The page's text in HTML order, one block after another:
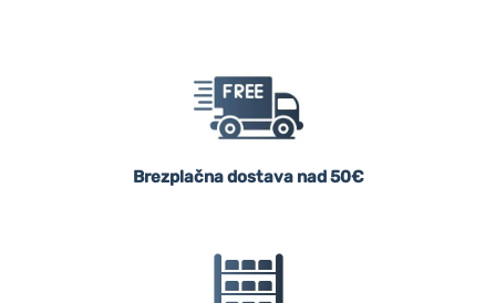
Brezplačna dostava nad 50€